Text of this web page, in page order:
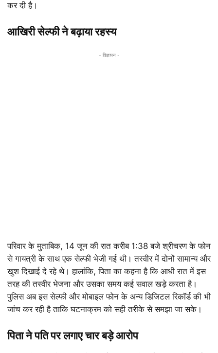
कर दी है।
आखिरी सेल्फी ने बढ़ाया रहस्य
- विज्ञापन -
परिवार के मुताबिक, 14 जून की रात करीब 1:38 बजे श्रीचरण के फोन
से गायत्री के साथ एक सेल्फी भेजी गई थी। तस्वीर में दोनों सामान्य और
खुश दिखाई दे रहे थे। हालांकि, पिता का कहना है कि आधी रात में इस
तरह की तस्वीर भेजना और उसका समय कई सवाल खड़े करता है।
पुलिस अब इस सेल्फी और मोबाइल फोन के अन्य डिजिटल रिकॉर्ड की भी
जांच कर रही है ताकि घटनाक्रम को सही तरीके से समझा जा सके।
पिता ने पति पर लगाए चार बड़े आरोप